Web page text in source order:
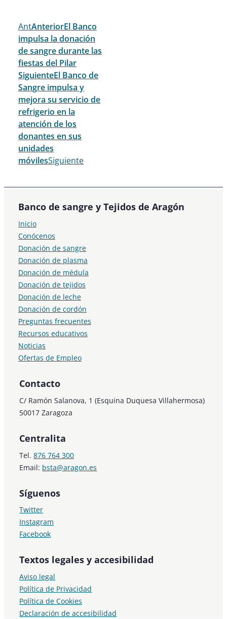
AntAnteriorEl Banco
impulsa la donación
de sangre durante las
fiestas del Pilar
SiguienteEl Banco de
Sangre impulsa y
mejora su servicio de
refrigerio en la
atención de los
donantes en sus
unidades
móvilesSiguiente
Banco de sangre y Tejidos de Aragón
Inicio
Conócenos
Donación de sangre
Donación de plasma
Donación de médula
Donación de tejidos
Donación de leche
Donación de cordón
Preguntas frecuentes
Recursos educativos
Noticias
Ofertas de Empleo
Contacto
C/ Ramón Salanova, 1 (Esquina Duquesa Villahermosa)
50017 Zaragoza
Centralita
Tel.876 764 300
Email: bsta@aragon.es
Síguenos
Twitter
Instagram
Facebook
Textos legales y accesibilidad
Aviso legal
Política de Privacidad
Política de Cookies
Declaración de accesibilidad